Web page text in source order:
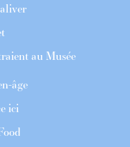
au Musée
âge
ici